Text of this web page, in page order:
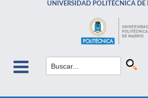
UNIVERSIDAD POLITÉCNICA DE